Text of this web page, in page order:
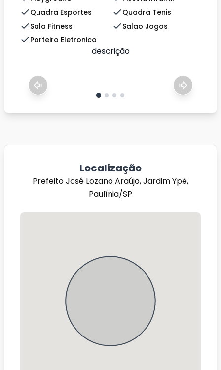
Quadra Esportes
Quadra Tenis
Sala Fitness
Salao Jogos
Porteiro Eletronico
descrição
Localização
Prefeito José Lozano Araújo, Jardim Ypê,
Paulínia/SP